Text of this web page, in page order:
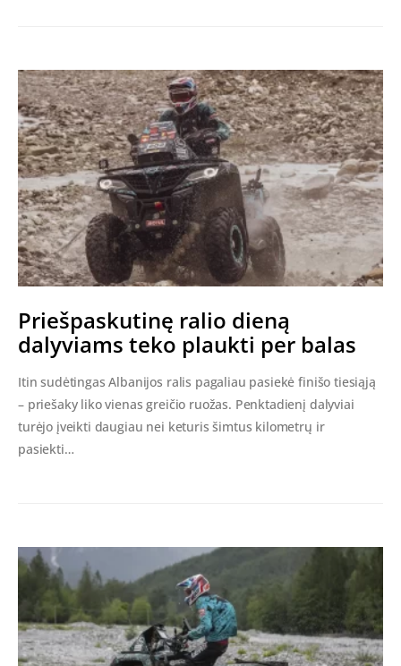
Priešpaskutinę ralio dieną
dalyviams teko plaukti per balas
Itin sudėtingas Albanijos ralis pagaliau pasiekė finišo tiesiąją
– priešaky liko vienas greičio ruožas. Penktadienį dalyviai
turėjo įveikti daugiau nei keturis šimtus kilometrų ir
pasiekti…